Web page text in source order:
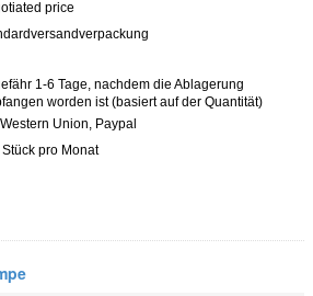
price
1-6 Tage, nachdem die Ablagerung
worden ist (basiert auf der Quantität)
Western Union, Paypal
pro Monat